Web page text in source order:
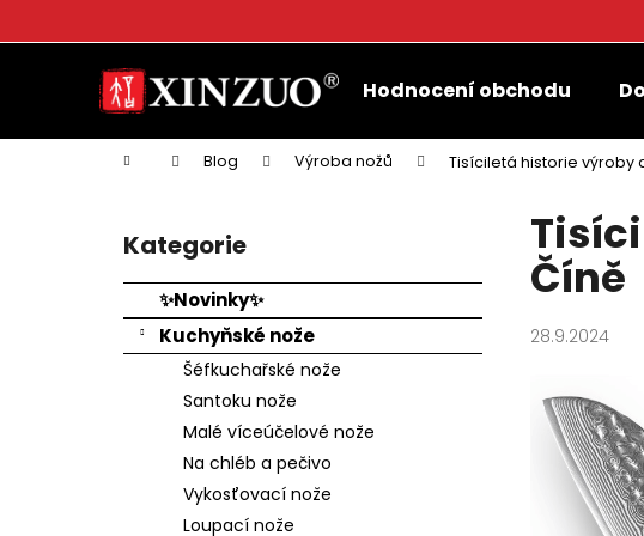
Hodnocení obchodu
Domů Blog Výroba nožů Tisíciletá historie výroby
Přeskočit
kategorie
Kategorie
✨Novinky✨
Kuchyňské nože
Šéfkuchařské nože
Santoku nože
Malé víceúčelové nože
Na chléb a pečivo
Vykosťovací nože
Loupací nože
Číně
28.9.2024
o
k Co